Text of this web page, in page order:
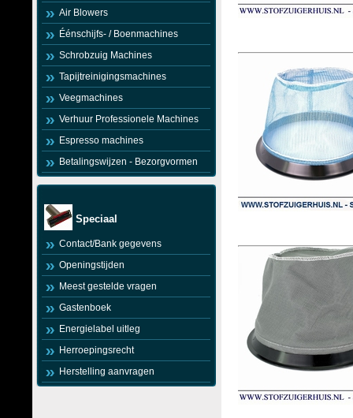
Air Blowers
Éénschijfs- / Boenmachines
Schrobzuig Machines
Tapijtreinigingsmachines
Veegmachines
Verhuur Professionele Machines
Espresso machines
Betalingswijzen - Bezorgvormen
Speciaal
Contact/Bank gegevens
Openingstijden
Meest gestelde vragen
Gastenboek
Energielabel uitleg
Herroepingsrecht
Herstelling aanvragen